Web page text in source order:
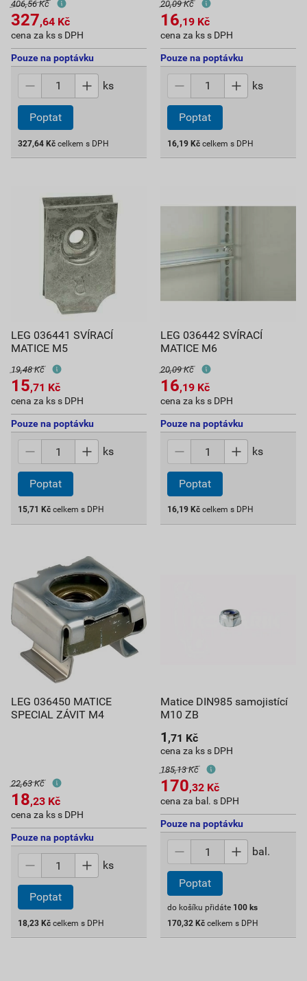
406,56 Kč
327,64 Kč
cena za ks s DPH
Pouze na poptávku
ks
Poptat
327,64 Kč celkem s DPH
20,09 Kč
16,19 Kč
cena za ks s DPH
Pouze na poptávku
ks
Poptat
16,19 Kč celkem s DPH
LEG 036441 SVÍRACÍ
MATICE M5
19,48 Kč
15,71 Kč
cena za ks s DPH
Pouze na poptávku
ks
Poptat
15,71 Kč celkem s DPH
LEG 036442 SVÍRACÍ
MATICE M6
20,09 Kč
16,19 Kč
cena za ks s DPH
Pouze na poptávku
ks
Poptat
16,19 Kč celkem s DPH
LEG 036450 MATICE
SPECIAL ZÁVIT M4
22,63 Kč
18,23 Kč
cena za ks s DPH
Pouze na poptávku
ks
Poptat
18,23 Kč celkem s DPH
Matice DIN985 samojistící
M10 ZB
1 ,71 Kč
cena za ks s DPH
185,13 Kč
170,32 Kč
cena za bal. s DPH
Pouze na poptávku
bal.
Poptat
do košíku přidáte 100 ks
170,32 Kč celkem s DPH